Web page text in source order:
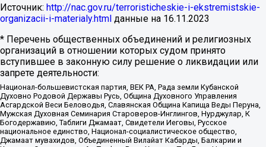
Источник: http://nac.gov.ru/terroristicheskie-i-ekstremistskie-
organizacii-i-materialy.html данные на 16.11.2023
* Перечень общественных объединений и религиозных
организаций в отношении которых судом принято
вступившее в законную силу решение о ликвидации или
запрете деятельности:
Национал-большевистская партия, ВЕК РА, Рада земли Кубанской
Духовно Родовой Державы Русь, Община Духовного Управления
Асгардской Веси Беловодья, Славянская Община Капища Веды Перуна,
Мужская Духовная Семинария Староверов-Инглингов, Нурджулар, К
Богодержавию, Таблиги Джамаат, Свидетели Иеговы, Русское
национальное единство, Национал-социалистическое общество,
Джамаат мувахидов, Объединенный Вилайат Кабарды, Балкарии и